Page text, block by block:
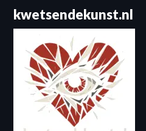
Spring
naar
inhoud
kwetsendekunst.nl